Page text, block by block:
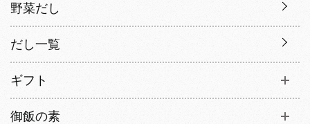
野菜だし
だし一覧
ギフト
御飯の素